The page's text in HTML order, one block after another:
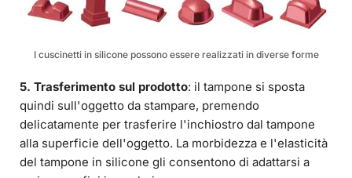
I cuscinetti in silicone possono essere realizzati in diverse forme
5. Trasferimento sul prodotto: il tampone si sposta
quindi sull'oggetto da stampare, premendo
delicatamente per trasferire l'inchiostro dal tampone
alla superficie dell'oggetto. La morbidezza e l'elasticità
del tampone in silicone gli consentono di adattarsi a